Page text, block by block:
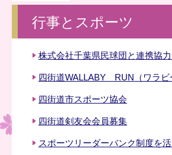
行事とスポーツ
株式会社千葉県民球団と連携協
四街道WALLABY RUN（ワラビ
四街道市スポーツ協会
四街道剣友会会員募集
スポーツリーダーバンク制度を